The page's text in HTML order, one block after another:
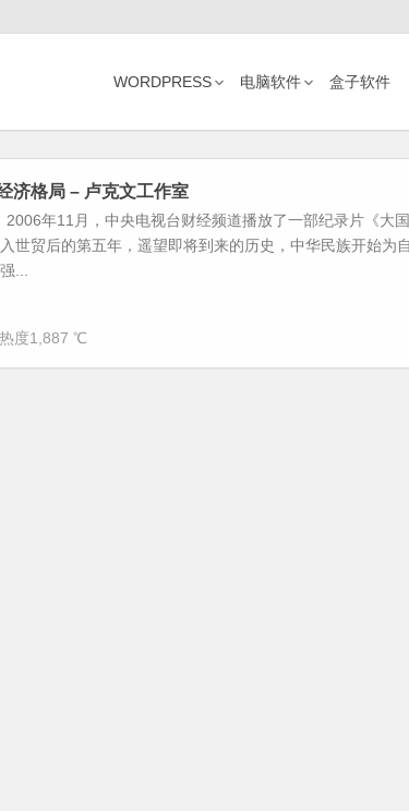
WORDPRESS 电脑软件 盒子软件
济格局 – 卢克文工作室
年11月，中央电视台财经频道播放了一部纪录片《大
世贸后的第五年，遥望即将到来的历史，中华民族开始为
...
热度1,887 ℃